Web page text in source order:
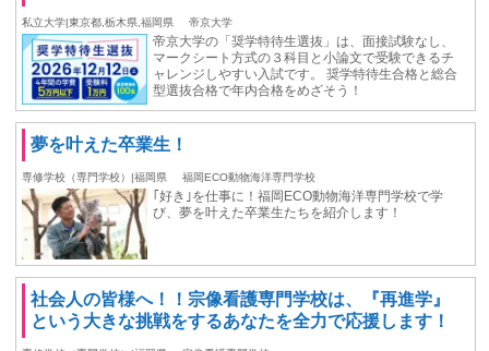
私立大学|東京都,栃木県,福岡県 帝京大学
帝京大学の「奨学特待生選抜」は、面接試験なし、
マークシート方式の３科目と小論文で受験できるチ
ャレンジしやすい入試です。 奨学特待生合格と総合
型選抜合格で年内合格をめざそう！
夢を叶えた卒業生！
専修学校（専門学校）|福岡県 福岡ECO動物海洋専門学校
｢好き｣を仕事に！福岡ECO動物海洋専門学校で学
び、夢を叶えた卒業生たちを紹介します！
社会人の皆様へ！！宗像看護専門学校は、『再進学』
という大きな挑戦をするあなたを全力で応援します！